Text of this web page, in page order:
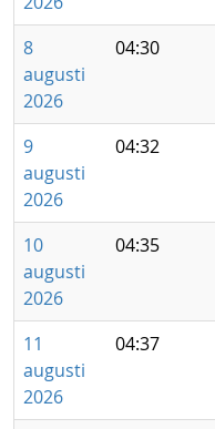
8
augusti
2026
04:30
9
augusti
2026
04:32
10
augusti
2026
04:35
11
augusti
2026
04:37